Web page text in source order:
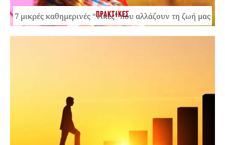
ΠΡΑΚΤΙΚΕΣ
7 μικρές καθημερινές “νίκες” που αλλάζουν τη ζωή μας